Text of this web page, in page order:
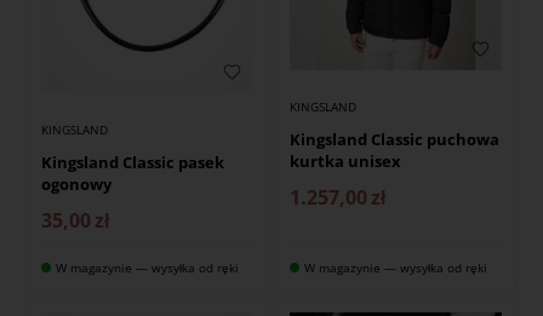
KINGSLAND
Kingsland Classic pasek
ogonowy
35,00 zł
W magazynie — wysyłka od ręki
KINGSLAND
Kingsland Classic puchowa
kurtka unisex
1.257,00 zł
W magazynie — wysyłka od ręki